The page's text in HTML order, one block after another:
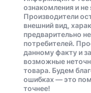
ознакомления и
Производители
внешний вид,
предварительно
потребителей.
данному факту и
возможные
товара. Будем
ошибках — это
точнее!